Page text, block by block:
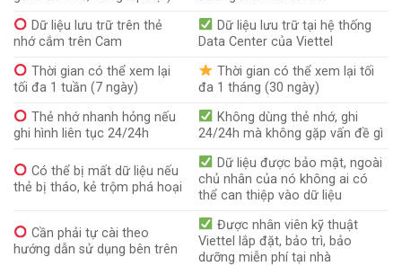
Dữ liệu lưu trữ trên thẻ
nhớ cắm trên Cam
Dữ liệu lưu trữ tại hệ thống
Data Center của Viettel
Thời gian có thể xem lại
tối đa 1 tuần (7 ngày)
Thời gian có thể xem lại tối
đa 1 tháng (30 ngày)
Thẻ nhớ nhanh hỏng nếu
ghi hình liên tục 24/24h
Không dùng thẻ nhớ, ghi
24/24h mà không gặp vấn đề gì
Có thể bị mất dữ liệu nếu
thẻ bị tháo, kẻ trộm phá hoại
Dữ liệu được bảo mật, ngoài
chủ nhân của nó không ai có
thể can thiệp vào dữ liệu
Cần phải tự cài theo
hướng dẫn sử dụng bên trên
Được nhân viên kỹ thuật
Viettel lắp đặt, bảo trì, bảo
dưỡng miễn phí tại nhà